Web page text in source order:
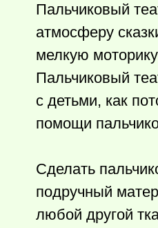
Пальчиковый
атмосферу
мелкую
Пальчиковый
с детьми, как
помощи
Сделать
подручный
любой другой